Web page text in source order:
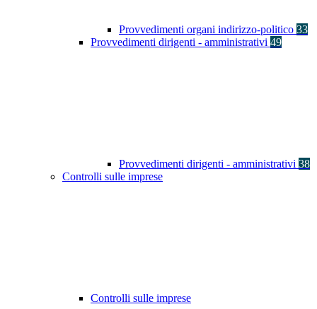
Provvedimenti organi indirizzo-politico 33
Provvedimenti dirigenti - amministrativi 49
Provvedimenti dirigenti - amministrativi 38
Controlli sulle imprese
Controlli sulle imprese